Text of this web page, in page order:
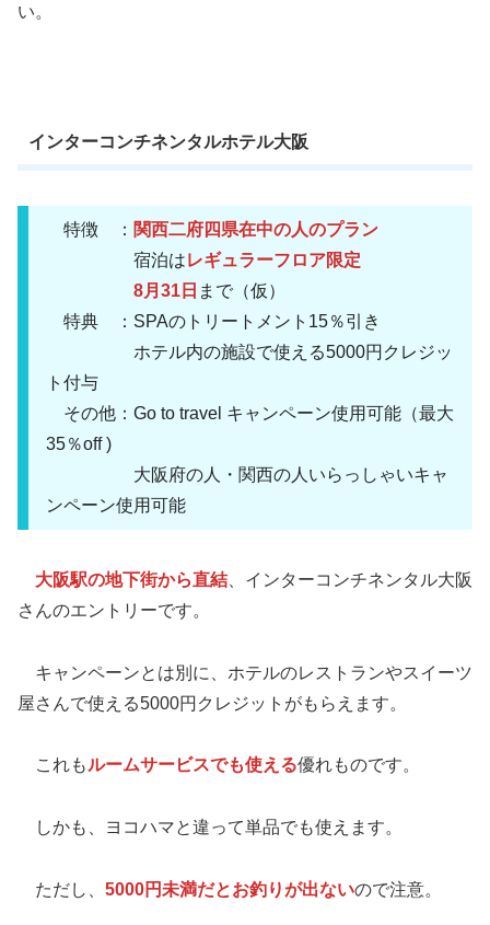
い。
インターコンチネンタルホテル大阪
特徴 ： 関西二府四県在中の人のプラン
宿泊はレギュラーフロア限定
8月31日 まで（仮）
特典 ：SPAのトリートメント15％引き
ホテル内の施設で使える5000円クレジッ
ト付与
その他：Go to travel キャンペーン使用可能（最大
35％off )
大阪府の人・関西の人いらっしゃいキャ
ンペーン使用可能
大阪駅の地下街から直結 、インターコンチネンタル大阪
さんのエントリーです。
キャンペーンとは別に、ホテルのレストランやスイーツ
屋さんで使える5000円クレジットがもらえます。
これもルームサービスでも使える優れものです。
しかも、ヨコハマと違って単品でも使えます。
ただし、 5000円未満だとお釣りが出ないので注意。